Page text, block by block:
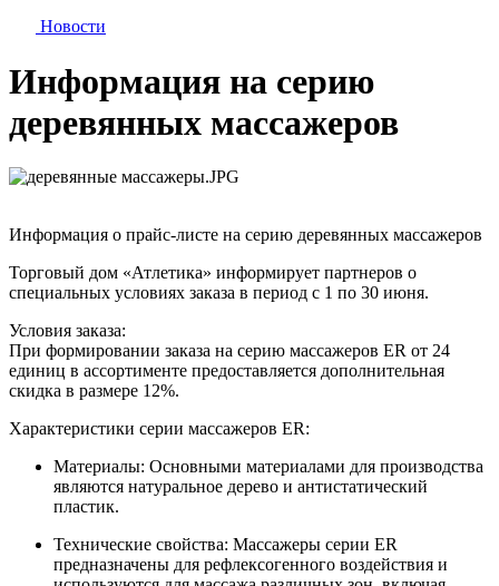
Новости
Информация на серию
деревянных массажеров
Информация о прайс-листе на серию деревянных массажеров
Торговый дом «Атлетика» информирует партнеров о
специальных условиях заказа в период с 1 по 30 июня.
Условия заказа:
При формировании заказа на серию массажеров ER от 24
единиц в ассортименте предоставляется дополнительная
скидка в размере 12%.
Характеристики серии массажеров ER:
Материалы: Основными материалами для производства
являются натуральное дерево и антистатический
пластик.
Технические свойства: Массажеры серии ER
предназначены для рефлексогенного воздействия и